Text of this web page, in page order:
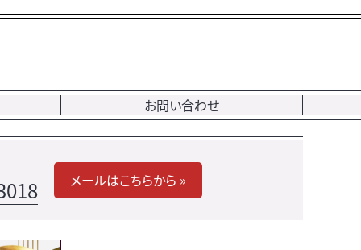
お問い合わせ
メールはこちらから »